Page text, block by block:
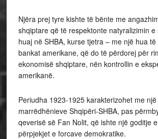
Njëra prej tyre kishte të bënte me
shqiptare që të respektonte natyralizimin e
huaj në SHBA, kurse tjetra – me një hua
bankat amerikane, që do të përdorej për
ekonomisë shqiptare, nën kontrollin e
amerikanë.
Periudha 1923-1925 karakterizohet me
marrëdhënieve Shqipëri-SHBA, pas
qeverisë së Fan Nolit, që ishte një goditje
përpjekjet e forcave demokratike.